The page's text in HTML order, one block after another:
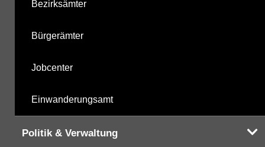
Bezirksämter
Bürgerämter
Jobcenter
Einwanderungsamt
Politik & Verwaltung